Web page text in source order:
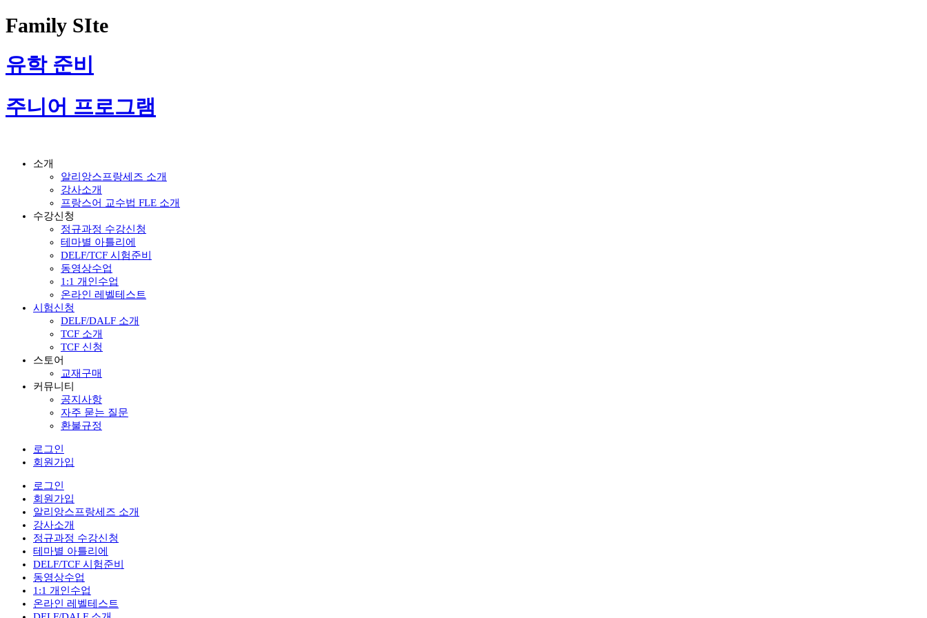
Family SIte
유학 준비
주니어 프로그램
소개
알리앙스프랑세즈 소개
강사소개
프랑스어 교수법 FLE 소개
수강신청
정규과정 수강신청
테마별 아틀리에
DELF/TCF 시험준비
동영상수업
1:1 개인수업
온라인 레벨테스트
시험신청
DELF/DALF 소개
TCF 소개
TCF 신청
스토어
교재구매
커뮤니티
공지사항
자주 묻는 질문
환불규정
로그인
회원가입
로그인
회원가입
알리앙스프랑세즈 소개
강사소개
정규과정 수강신청
테마별 아틀리에
DELF/TCF 시험준비
동영상수업
1:1 개인수업
온라인 레벨테스트